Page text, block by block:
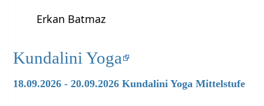
Erkan Batmaz
Kundalini Yoga
18.09.2026 - 20.09.2026 Kundalini Yoga Mittelstufe